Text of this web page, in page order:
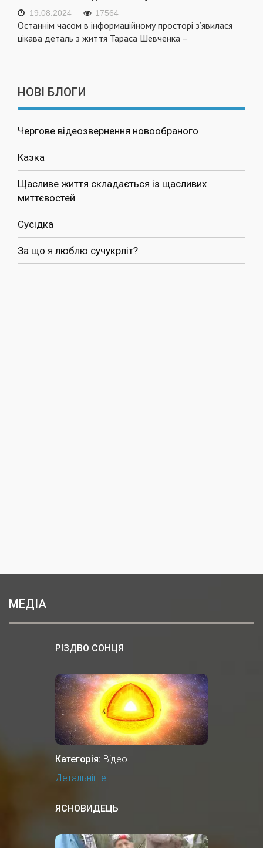
19.08.2024 17564
Останнім часом в інформаційному просторі з’явилася
цікава деталь з життя Тараса Шевченка –
НОВІ БЛОГИ
Чергове відеозвернення новообраного
Казка
Щасливе життя складається із щасливих
миттєвостей
Сусідка
За що я люблю сучукрліт?
МЕДІА
РІЗДВО СОНЦЯ
Категорія: Відео
Детальніше...
ЯСНОВИДЕЦЬ